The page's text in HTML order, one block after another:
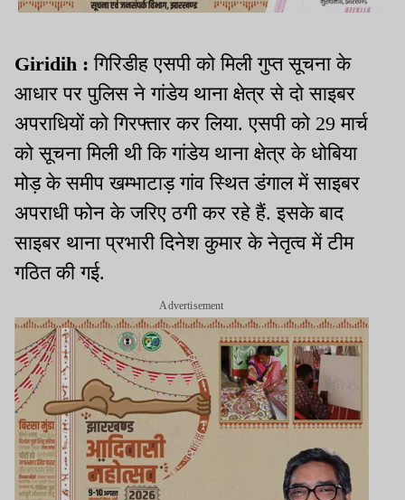
Giridih : गिरिडीह एसपी को मिली गुप्त सूचना के
आधार पर पुलिस ने गांडेय थाना क्षेत्र से दो साइबर
अपराधियों को गिरफ्तार कर लिया. एसपी को 29 मार्च
को सूचना मिली थी कि गांडेय थाना क्षेत्र के धोबिया
मोड़ के समीप खम्भाटाड़ गांव स्थित डंगाल में साइबर
अपराधी फोन के जरिए ठगी कर रहे हैं. इसके बाद
साइबर थाना प्रभारी दिनेश कुमार के नेतृत्व में टीम
गठित की गई.
Advertisement